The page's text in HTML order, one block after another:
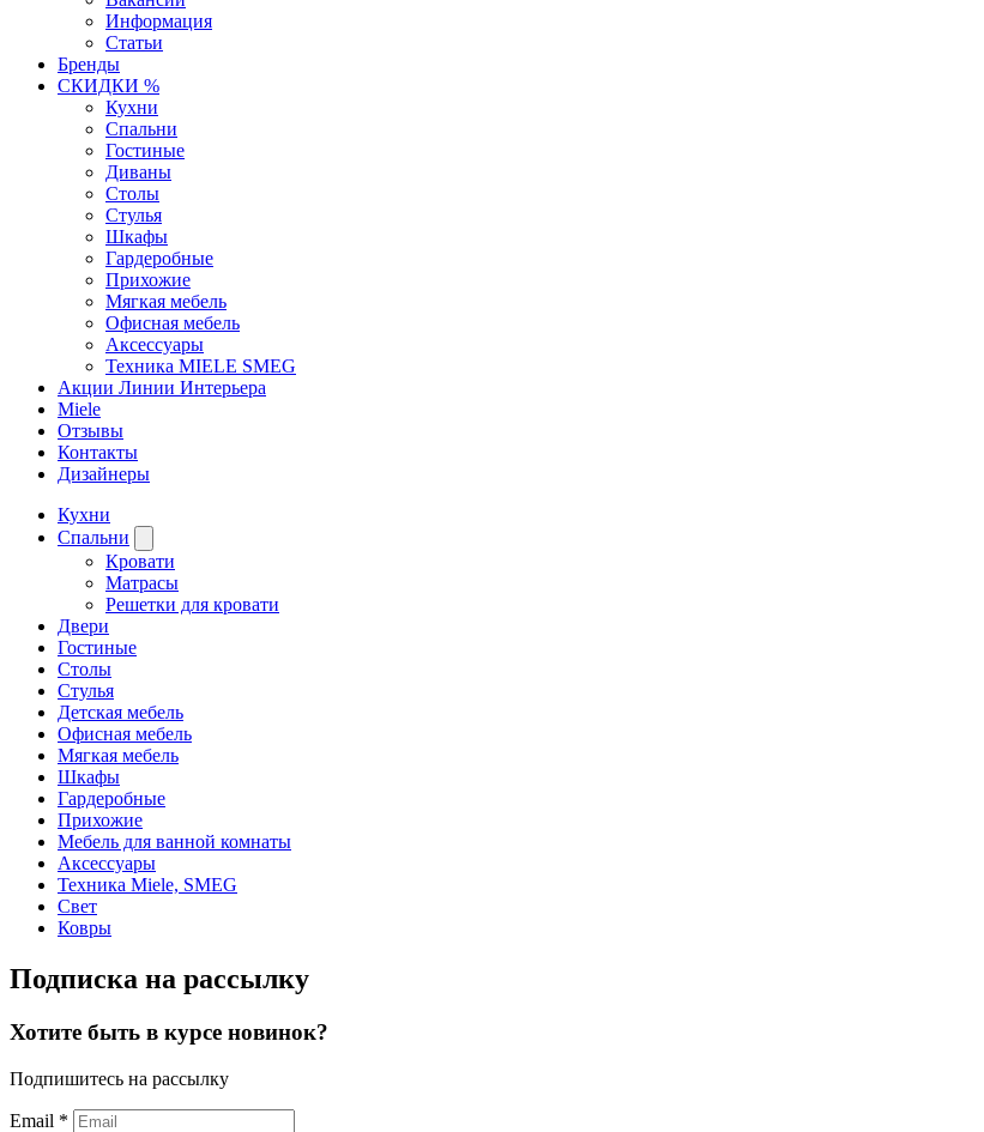
Информация
Статьи
Бренды
СКИДКИ %
Кухни
Спальни
Гостиные
Диваны
Столы
Стулья
Шкафы
Гардеробные
Прихожие
Мягкая мебель
Офисная мебель
Аксессуары
Техника MIELE SMEG
Акции Линии Интерьера
Miele
Отзывы
Контакты
Дизайнеры
Кухни
Спальни
Кровати
Матрасы
Решетки для кровати
Двери
Гостиные
Столы
Стулья
Детская мебель
Офисная мебель
Мягкая мебель
Шкафы
Гардеробные
Прихожие
Мебель для ванной комнаты
Аксессуары
Техника Miele, SMEG
Свет
Ковры
Подписка на рассылку
Хотите быть в курсе новинок?
Подпишитесь на рассылку
Email *